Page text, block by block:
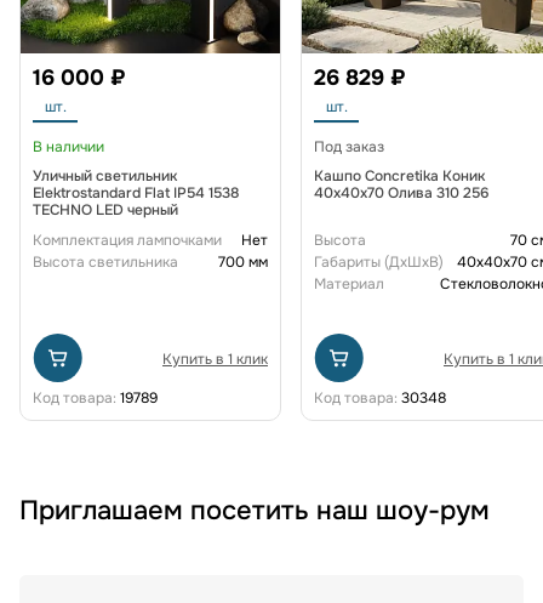
16 000 ₽
шт.
В наличии
Уличный светильник
Elektrostandard Flat IP54 1538
TECHNO LED черный
Комплектация лампочками
Нет
Высота светильника
700 мм
Купить в 1 клик
Код товара: 19789
26 829 ₽
шт.
Под заказ
Кашпо Concretika Коник
40x40x70 Олива 310 256
Высота
70
Габариты (ДxШxВ)
40x40x70
Материал
Купить в 1
Код товара: 30348
Приглашаем посетить наш шоу-рум